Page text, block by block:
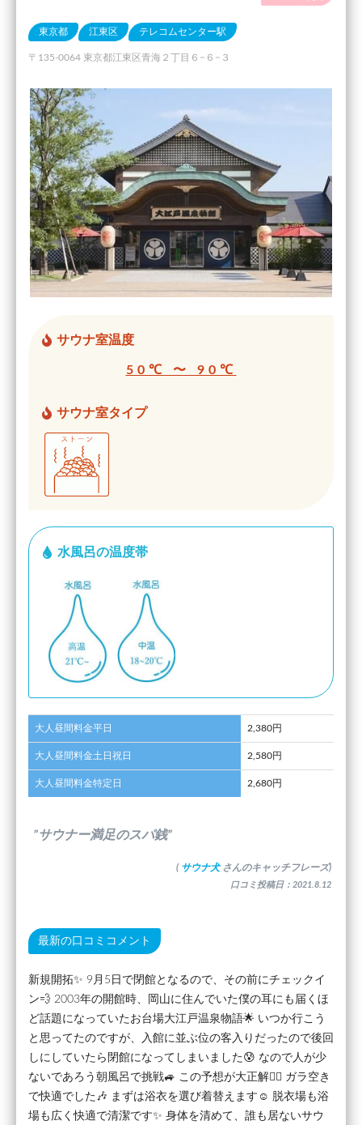
東京都 江東区 テレコムセンター駅
〒135-0064 東京都江東区青海２丁目６−６−３
サウナ室温度
50℃ 〜 90℃
サウナ室タイプ
水風呂の温度帯
大人昼間料金平日 2,380円
大人昼間料金土日祝日 2,580円
大人昼間料金特定日 2,680円
”サウナー満足のスパ銭”
( サウナ犬 さんのキャッチフレーズ)
口コミ投稿日：2021.8.12
最新の口コミコメント
新規開拓✨ 9月5日で閉館となるので、その前にチェックイ
ン💨 2003年の開館時、岡山に住んでいた僕の耳にも届くほ
ど話題になっていたお台場大江戸温泉物語🌟 いつか行こう
と思ってたのですが、入館に並ぶ位の客入りだったので後回
しにしていたら閉館になってしまいました😰 なので人が少
ないであろう朝風呂で挑戦🚙 この予想が大正解🙆‍♂ ガラ空き
で快適でした🎶 まずは浴衣を選び着替えます☺️ 脱衣場も浴
場も広く快適で清潔です✨ 身体を清めて、誰も居ないサウ